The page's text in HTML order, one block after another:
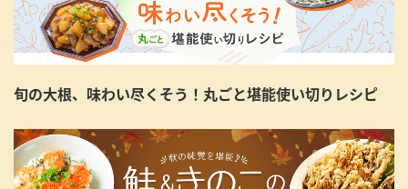
旬の大根、味わい尽くそう！丸ごと堪能使い切りレシピ